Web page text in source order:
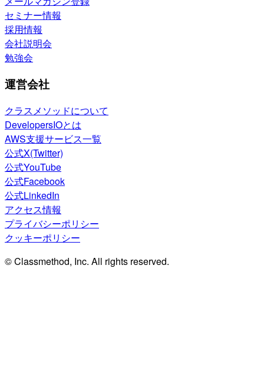
セミナー情報
採用情報
会社説明会
勉強会
運営会社
クラスメソッドについて
DevelopersIOとは
AWS支援サービス一覧
公式X(Twitter)
公式YouTube
公式Facebook
公式LinkedIn
アクセス情報
プライバシーポリシー
クッキーポリシー
© Classmethod, Inc. All rights reserved.